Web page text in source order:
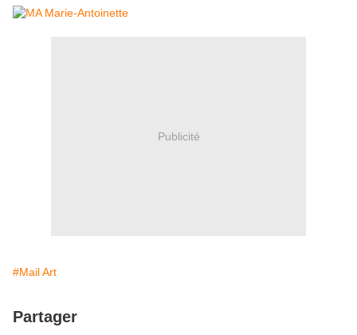
Publicité
#Mail Art
Partager